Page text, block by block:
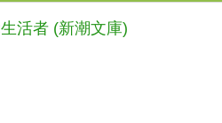
活者 (新潮文庫)